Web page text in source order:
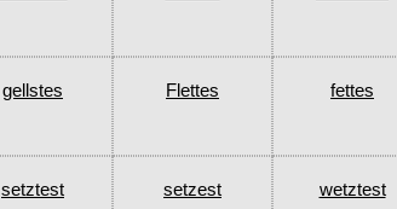
gellstes Flettes fettes
setztest setzest wetztest